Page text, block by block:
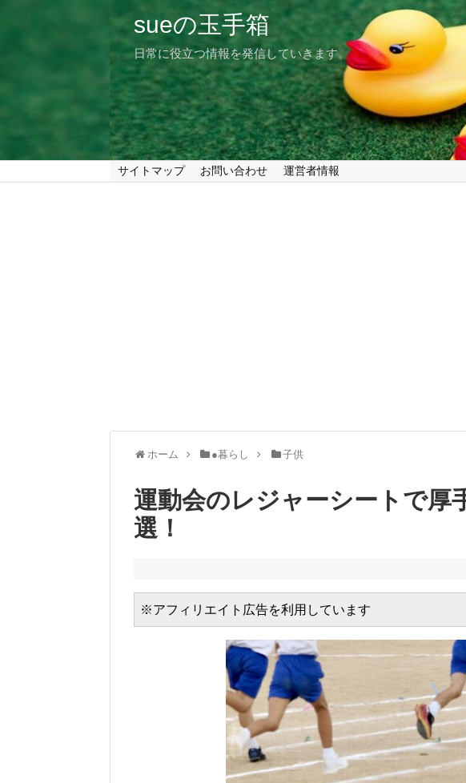
sueの玉手箱
日常に役立つ情報を発信していきます。
サイトマップ お問い合わせ 運営者情報
ホーム ●暮らし 子供
運動会のレジャーシートで厚
選！
※アフィリエイト広告を利用しています